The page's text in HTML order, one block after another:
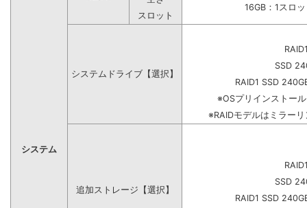
システム
16GB：1スロ
スロット
システムドライブ【選択】
SSD
RAID1 SSD
※OSプリインストー
※RAIDモデルはミラー
追加ストレージ【選択】
SSD
RAID1 SSD